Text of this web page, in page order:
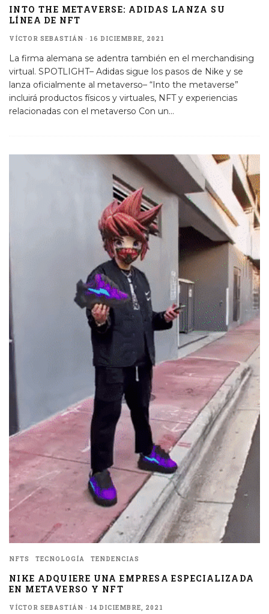
INTO THE METAVERSE: ADIDAS LANZA SU
LÍNEA DE NFT
VÍCTOR SEBASTIÁN · 16 DICIEMBRE, 2021
La firma alemana se adentra también en el merchandising
virtual. SPOTLIGHT– Adidas sigue los pasos de Nike y se
lanza oficialmente al metaverso– “Into the metaverse”
incluirá productos físicos y virtuales, NFT y experiencias
relacionadas con el metaverso Con un...
NFTS TECNOLOGÍA TENDENCIAS
NIKE ADQUIERE UNA EMPRESA ESPECIALIZADA
EN METAVERSO Y NFT
VÍCTOR SEBASTIÁN · 14 DICIEMBRE, 2021